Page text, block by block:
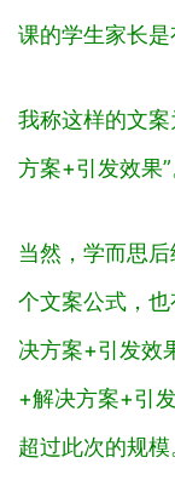
课的学生家长是
我称这样的文
方案+引发效果”
当然，学而思
个文案公式，
决方案+引发效
+解决方案+引
超过此次的规模